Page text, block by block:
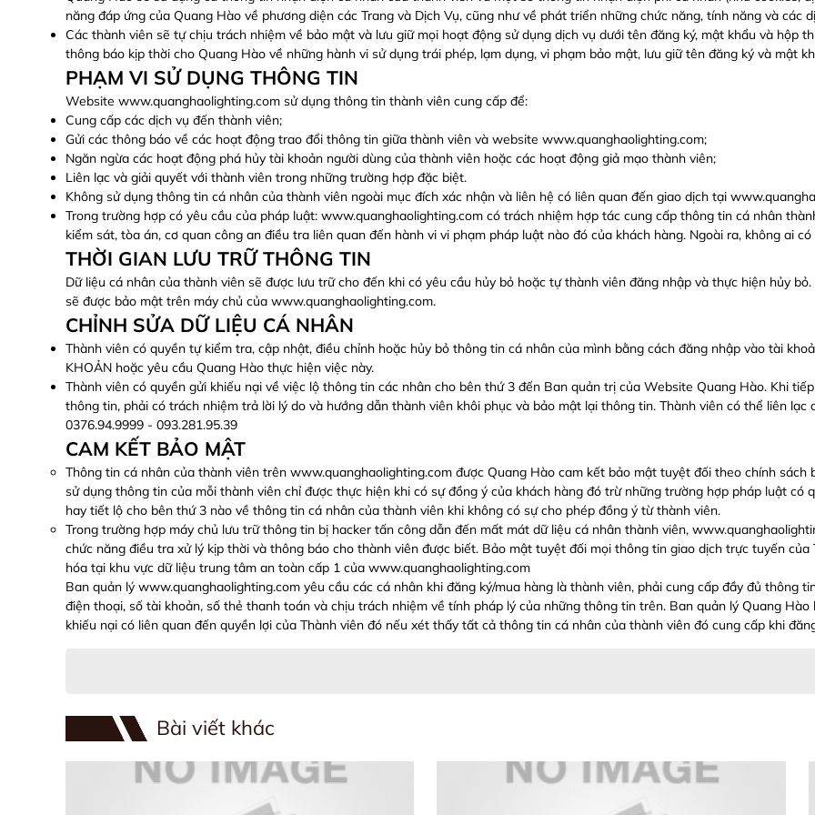
năng đáp ứng của Quang Hào về phương diện các Trang và Dịch Vụ, cũng như về phát triển những chức năng, tính năng và các
Các thành viên sẽ tự chịu trách nhiệm về bảo mật và lưu giữ mọi hoạt động sử dụng dịch vụ dưới tên đăng ký, mật khẩu và hộp
thông báo kịp thời cho Quang Hào về những hành vi sử dụng trái phép, lạm dụng, vi phạm bảo mật, lưu giữ tên đăng ký và mật
PHẠM VI SỬ DỤNG THÔNG TIN
Website www.quanghaolighting.com sử dụng thông tin thành viên cung cấp để:
Cung cấp các dịch vụ đến thành viên;
Gửi các thông báo về các hoạt động trao đổi thông tin giữa thành viên và website www.quanghaolighting.com;
Ngăn ngừa các hoạt động phá hủy tài khoản người dùng của thành viên hoặc các hoạt động giả mạo thành viên;
Liên lạc và giải quyết với thành viên trong những trường hợp đặc biệt.
Không sử dụng thông tin cá nhân của thành viên ngoài mục đích xác nhận và liên hệ có liên quan đến giao dịch tại
Trong trường hợp có yêu cầu của pháp luật: www.quanghaolighting.com có trách nhiệm hợp tác cung cấp thông tin cá nhân
kiểm sát, tòa án, cơ quan công an điều tra liên quan đến hành vi vi phạm pháp luật nào đó của khách hàng. Ngoài ra, không ai
THỜI GIAN LƯU TRỮ THÔNG TIN
Dữ liệu cá nhân của thành viên sẽ được lưu trữ cho đến khi có yêu cầu hủy bỏ hoặc tự thành viên đăng nhập và thực hiện hủy
sẽ được bảo mật trên máy chủ của www.quanghaolighting.com.
CHỈNH SỬA DỮ LIỆU CÁ NHÂN
Thành viên có quyền tự kiểm tra, cập nhật, điều chỉnh hoặc hủy bỏ thông tin cá nhân của mình bằng cách đăng nhập vào tài
KHOẢN hoặc yêu cầu Quang Hào thực hiện việc này.
Thành viên có quyền gửi khiếu nại về việc lộ thông tin các nhân cho bên thứ 3 đến Ban quản trị của Website Quang Hào. Khi
thông tin, phải có trách nhiệm trả lời lý do và hướng dẫn thành viên khôi phục và bảo mật lại thông tin. Thành viên có thể liên lạc
0376.94.9999 - 093.281.95.39
CAM KẾT BẢO MẬT
Thông tin cá nhân của thành viên trên www.quanghaolighting.com được Quang Hào cam kết bảo mật tuyệt đối theo chính
sử dụng thông tin của mỗi thành viên chỉ được thực hiện khi có sự đồng ý của khách hàng đó trừ những trường hợp pháp luật có
hay tiết lộ cho bên thứ 3 nào về thông tin cá nhân của thành viên khi không có sự cho phép đồng ý từ thành viên.
Trong trường hợp máy chủ lưu trữ thông tin bị hacker tấn công dẫn đến mất mát dữ liệu cá nhân thành viên,
chức năng điều tra xử lý kịp thời và thông báo cho thành viên được biết. Bảo mật tuyệt đối mọi thông tin giao dịch trực tuyến
hóa tại khu vực dữ liệu trung tâm an toàn cấp 1 của www.quanghaolighting.com
Ban quản lý www.quanghaolighting.com yêu cầu các cá nhân khi đăng ký/mua hàng là thành viên, phải cung cấp đầy đủ thông
điện thoại, số tài khoản, số thẻ thanh toán và chịu trách nhiệm về tính pháp lý của những thông tin trên. Ban quản lý Quang
khiếu nại có liên quan đến quyền lợi của Thành viên đó nếu xét thấy tất cả thông tin cá nhân của thành viên đó cung cấp khi
Bài viết khác